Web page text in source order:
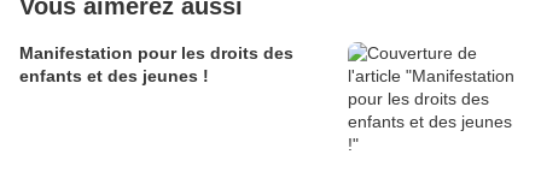
Vous aimerez aussi
Manifestation pour les droits des
enfants et des jeunes !